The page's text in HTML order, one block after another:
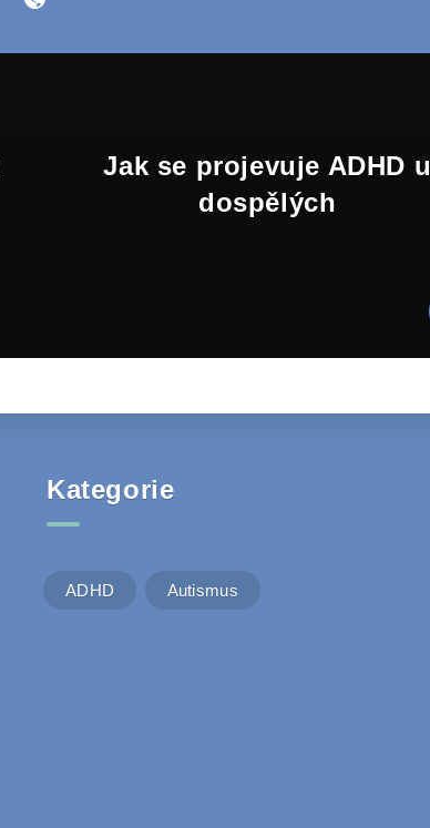
Jak se projevuje ADHD u
dospělých
Kategorie
ADHD Autismus